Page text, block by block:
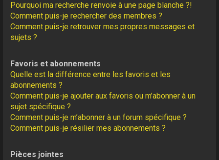
Pourquoi ma recherche renvoie à une page blanche ?!
Comment puis-je rechercher des membres ?
Comment puis-je retrouver mes propres messages et
sujets ?
Favoris et abonnements
Quelle est la différence entre les favoris et les
abonnements ?
Comment puis-je ajouter aux favoris ou m’abonner à un
sujet spécifique ?
Comment puis-je m’abonner à un forum spécifique ?
Comment puis-je résilier mes abonnements ?
Pièces jointes